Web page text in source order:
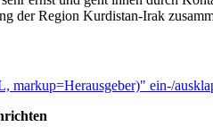
der Region Kurdistan-Irak
ein-/